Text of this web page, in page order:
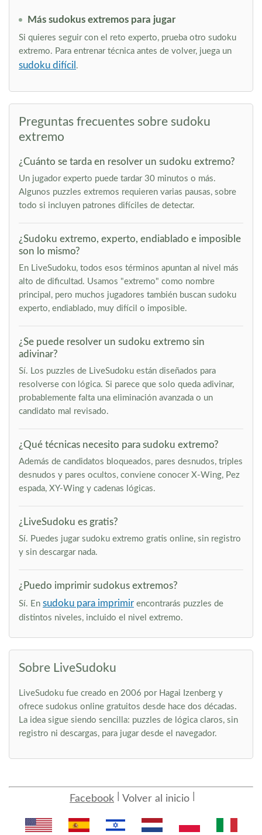
Más sudokus extremos para jugar
Si quieres seguir con el reto experto, prueba otro sudoku
extremo. Para entrenar técnica antes de volver, juega un
sudoku difícil .
Preguntas frecuentes sobre sudoku
extremo
¿Cuánto se tarda en resolver un sudoku extremo?
Un jugador experto puede tardar 30 minutos o más.
Algunos puzzles extremos requieren varias pausas, sobre
todo si incluyen patrones difíciles de detectar.
¿Sudoku extremo, experto, endiablado e imposible
son lo mismo?
En LiveSudoku, todos esos términos apuntan al nivel más
alto de dificultad. Usamos "extremo" como nombre
principal, pero muchos jugadores también buscan sudoku
experto, endiablado, muy difícil o imposible.
¿Se puede resolver un sudoku extremo sin
adivinar?
Sí. Los puzzles de LiveSudoku están diseñados para
resolverse con lógica. Si parece que solo queda adivinar,
probablemente falta una eliminación avanzada o un
candidato mal revisado.
¿Qué técnicas necesito para sudoku extremo?
Además de candidatos bloqueados, pares desnudos, triples
desnudos y pares ocultos, conviene conocer X-Wing, Pez
espada, XY-Wing y cadenas lógicas.
¿LiveSudoku es gratis?
Sí. Puedes jugar sudoku extremo gratis online, sin registro
y sin descargar nada.
¿Puedo imprimir sudokus extremos?
Sí. En sudoku para imprimir encontrarás puzzles de
distintos niveles, incluido el nivel extremo.
Sobre LiveSudoku
LiveSudoku fue creado en 2006 por Hagai Izenberg y
ofrece sudokus online gratuitos desde hace dos décadas.
La idea sigue siendo sencilla: puzzles de lógica claros, sin
registro ni descargas, para jugar desde el navegador.
Facebook Volver al inicio